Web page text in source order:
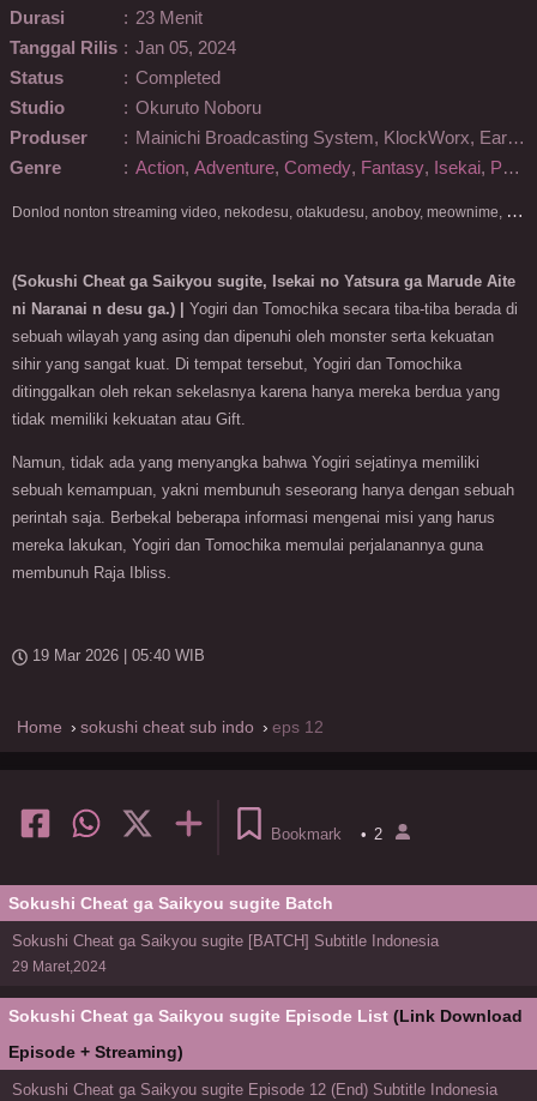
Durasi
: 23 Menit
Tanggal Rilis : Jan 05, 2024
Status
: Completed
Studio
: Okuruto Noboru
Produser
:
Mainichi Broadcasting System, KlockWorx, Earth Star Entertainment, Tokyo MX, BS11, JR East Marketing & Communications, Nichion, MAGNET, AQUA ARIS
Genre
: Action, Adventure, Comedy, Fantasy, Isekai, Parody
D
onlod nonton streaming video, nekodesu, otakudesu, anoboy, meownime, anitoki, meguminime, melody, oploverz, anoboy, nimegami, unduh, riie net, drivenime, myanimelist, MAL, kusonime, neonime, bstation, maxnime, Netflix, animeindo, anichin, crunchyroll, neonime, samehadaku, streaming, otakupoi, awsubs, anibatch, anikyojin, nekonime, kurogaze, zippyshare, vidio google drive, Muse Indonesia, kazefuri, iQIYI, Viu, Ani-One Asia, Animenonton, Otaku desu, Mangaku, Anibatch,Vidio, Genflix, Amazon Prime Video, 3GP, Mp4, 240p, Terlengkap.
(Sokushi Cheat ga Saikyou sugite, Isekai no Yatsura ga Marude Aite
ni Naranai n desu ga.) | Yogiri dan Tomochika secara tiba-tiba berada di
sebuah wilayah yang asing dan dipenuhi oleh monster serta kekuatan
sihir yang sangat kuat. Di tempat tersebut, Yogiri dan Tomochika
ditinggalkan oleh rekan sekelasnya karena hanya mereka berdua yang
tidak memiliki kekuatan atau Gift.
Namun, tidak ada yang menyangka bahwa Yogiri sejatinya memiliki
sebuah kemampuan, yakni membunuh seseorang hanya dengan sebuah
perintah saja. Berbekal beberapa informasi mengenai misi yang harus
mereka lakukan, Yogiri dan Tomochika memulai perjalanannya guna
membunuh Raja Ibliss.
19 Mar 2026 | 05:40 WIB
Home sokushi cheat sub indo eps 12
Bookmark • 2
Sokushi Cheat ga Saikyou sugite Batch
Sokushi Cheat ga Saikyou sugite [BATCH] Subtitle Indonesia
29 Maret,2024
Sokushi Cheat ga Saikyou sugite Episode List (Link Download
Episode + Streaming)
Sokushi Cheat ga Saikyou sugite Episode 12 (End) Subtitle Indonesia